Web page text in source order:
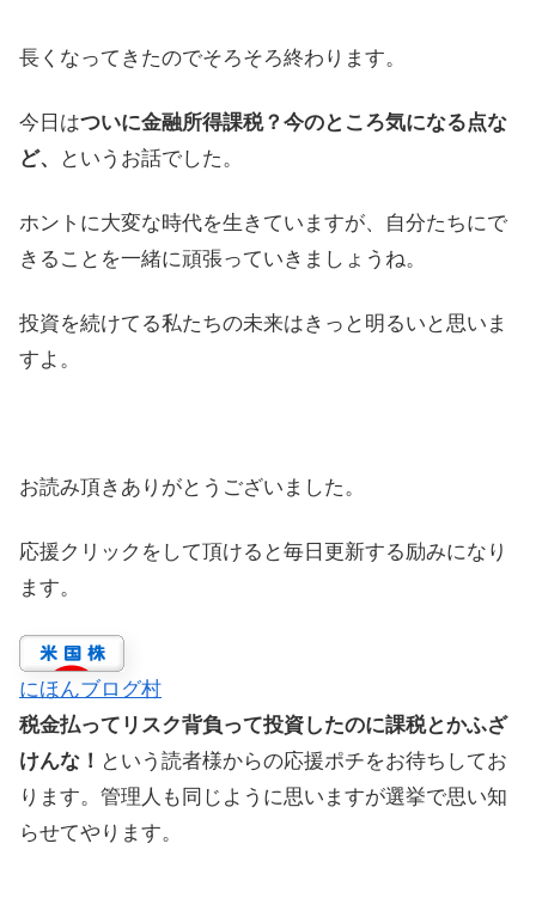
長くなってきたのでそろそろ終わります。
今日はついに金融所得課税？今のところ気になる点な
ど、
というお話でした。
ホントに大変な時代を生きていますが、自分たちにで
きることを一緒に頑張っていきましょうね。
投資を続けてる私たちの未来はきっと明るいと思いま
すよ。
お読み頂きありがとうございました。
応援クリックをして頂けると毎日更新する励みになり
ます。
にほんブログ村
税金払ってリスク背負って投資したのに課税とかふざ
けんな！ という読者様からの応援ポチをお待ちしてお
ります。管理人も同じように思いますが選挙で思い知
らせてやります。